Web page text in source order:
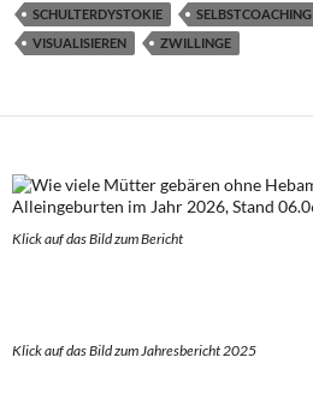
SCHULTERDYSTOKIE
SELBSTCOACHING
VISUALISIEREN
ZWILLINGE
Klick auf das Bild zum Bericht
Klick auf das Bild zum Jahresbericht 2025